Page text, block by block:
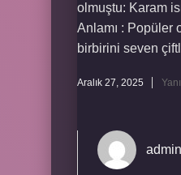
olmuştu: Karam
Anlamı : Popüler
birbirini seven
Aralık 27, 2025
admin